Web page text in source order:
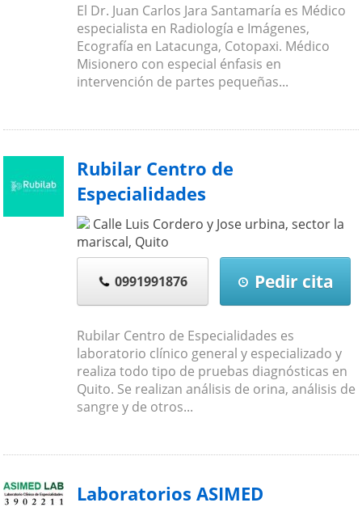
El Dr. Juan Carlos Jara Santamaría es Médico
especialista en Radiología e Imágenes,
Ecografía en Latacunga, Cotopaxi. Médico
Misionero con especial énfasis en
intervención de partes pequeñas...
Rubilar Centro de
Especialidades
Calle Luis Cordero y Jose urbina, sector la
mariscal, Quito
0991991876 Pedir cita
Rubilar Centro de Especialidades es
laboratorio clínico general y especializado y
realiza todo tipo de pruebas diagnósticas en
Quito. Se realizan análisis de orina, análisis de
sangre y de otros...
Laboratorios ASIMED